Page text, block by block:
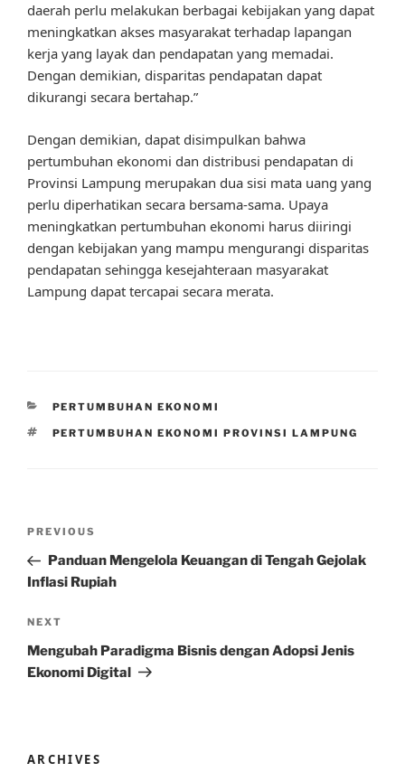
daerah perlu melakukan berbagai kebijakan yang dapat
meningkatkan akses masyarakat terhadap lapangan
kerja yang layak dan pendapatan yang memadai.
Dengan demikian, disparitas pendapatan dapat
dikurangi secara bertahap.”
Dengan demikian, dapat disimpulkan bahwa
pertumbuhan ekonomi dan distribusi pendapatan di
Provinsi Lampung merupakan dua sisi mata uang yang
perlu diperhatikan secara bersama-sama. Upaya
meningkatkan pertumbuhan ekonomi harus diiringi
dengan kebijakan yang mampu mengurangi disparitas
pendapatan sehingga kesejahteraan masyarakat
Lampung dapat tercapai secara merata.
CATEGORIES
PERTUMBUHAN EKONOMI
TAGS
PERTUMBUHAN EKONOMI PROVINSI LAMPUNG
Previous
Post
PREVIOUS
Panduan Mengelola Keuangan di Tengah Gejolak
Inflasi Rupiah
Next
Post
NEXT
Mengubah Paradigma Bisnis dengan Adopsi Jenis
Ekonomi Digital
ARCHIVES